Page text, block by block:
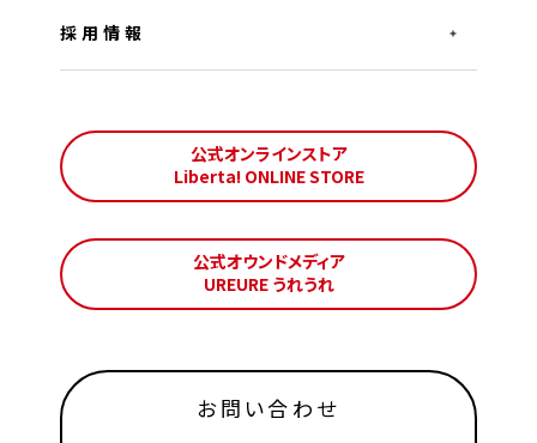
採用情報
公式オンラインストア
Liberta! ONLINE STORE
公式オウンドメディア
UREURE うれうれ
お問い合わせ